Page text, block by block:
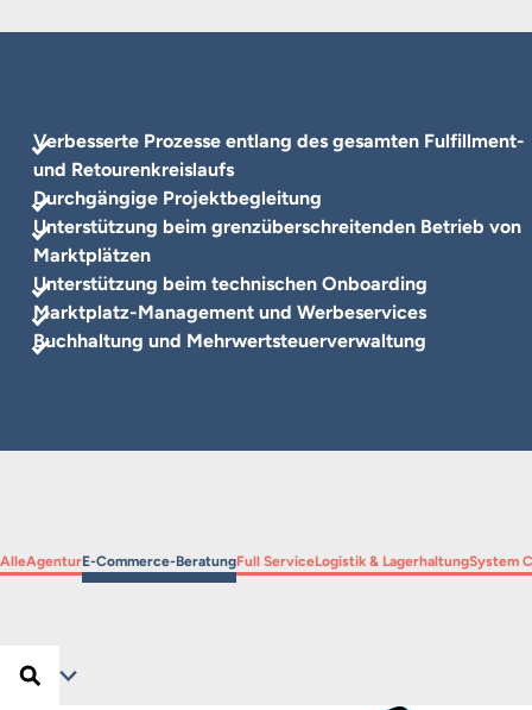
Verbesserte Prozesse entlang des gesamten Fulfillment-
und Retourenkreislaufs
Durchgängige Projektbegleitung
Unterstützung beim grenzüberschreitenden Betrieb von
Marktplätzen
Unterstützung beim technischen Onboarding
Marktplatz-Management und Werbeservices
Buchhaltung und Mehrwertsteuerverwaltung
Filtern
AlleFiltern
AgenturFiltern
E-Commerce-BeratungFiltern
Full ServiceFiltern
Logistik & LagerhaltungFiltern
System
Filter
Suchen